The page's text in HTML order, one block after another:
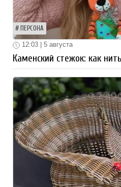
ПЕРСОНА
12:03 | 5 августа
Каменский стежок: как